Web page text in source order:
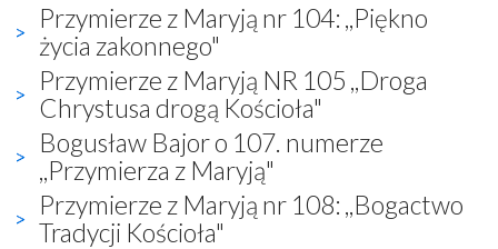
Przymierze z Maryją nr 104: ,,Piękno
życia zakonnego"
Przymierze z Maryją NR 105 ,,Droga
Chrystusa drogą Kościoła"
Bogusław Bajor o 107. numerze
,,Przymierza z Maryją"
Przymierze z Maryją nr 108: ,,Bogactwo
Tradycji Kościoła"